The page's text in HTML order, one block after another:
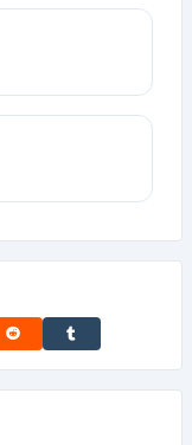
LinkedIn
Share on RedditShare on Tumblr